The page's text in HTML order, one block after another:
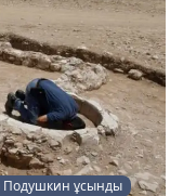
Подушкин ұсынды